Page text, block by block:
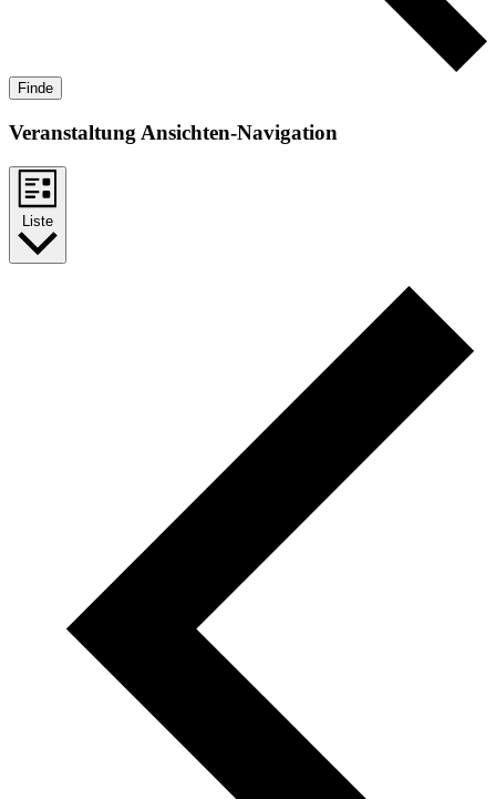
Veranstaltung Ansichten-Navigation
Liste